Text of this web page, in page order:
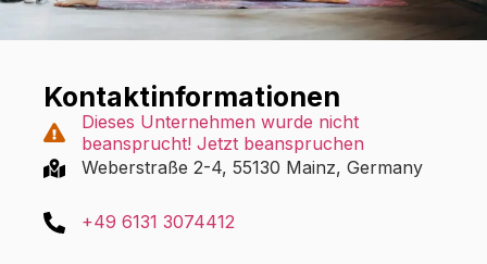
Kontaktinformationen
Dieses Unternehmen wurde nicht
beansprucht! Jetzt beanspruchen
Weberstraße 2-4, 55130 Mainz, Germany
+49 6131 3074412